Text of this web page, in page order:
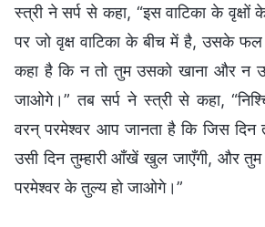
स्त्री ने सर्प से कहा, “इस वाटिका के
पर जो वृक्ष वाटिका के बीच में है, उसके
कहा है कि न तो तुम उसको खाना और न
जाओगे।” तब सर्प ने स्त्री से कहा,
वरन् परमेश्वर आप जानता है कि जिस
उसी दिन तुम्हारी आँखें खुल जाएँगी, और तुम
परमेश्वर के तुल्य हो जाओगे।”